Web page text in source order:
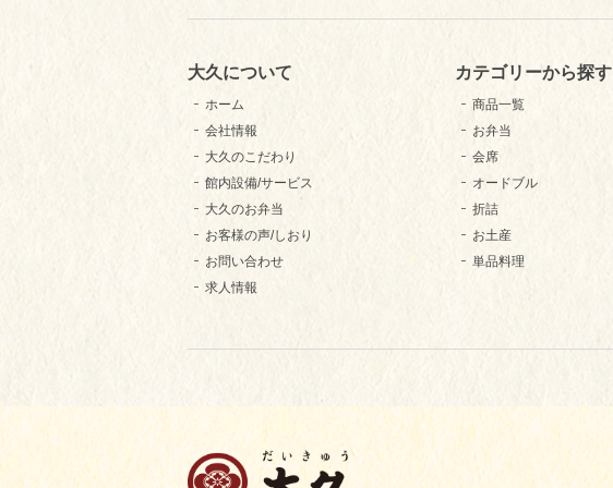
大久について
ホーム
会社情報
大久のこだわり
館内設備/サービス
大久のお弁当
お客様の声/しおり
お問い合わせ
求人情報
カテゴリーから探す
商品一覧
お弁当
会席
オードブル
折詰
お土産
単品料理